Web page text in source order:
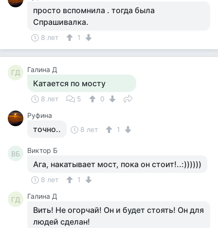
просто вспомнила . тогда была
Спрашивалка.
8 лет 1
ГД Галина Д
Катается по мосту
8 лет 5
0
Руфина
точно.. 8 лет 1
ВБ Виктор Б
Ага, накатывает мост, пока он стоит!..:))))))
8 лет 1
ГД Галина Д
Вить! Не огорчай! Он и будет стоять! Он для
людей сделан!